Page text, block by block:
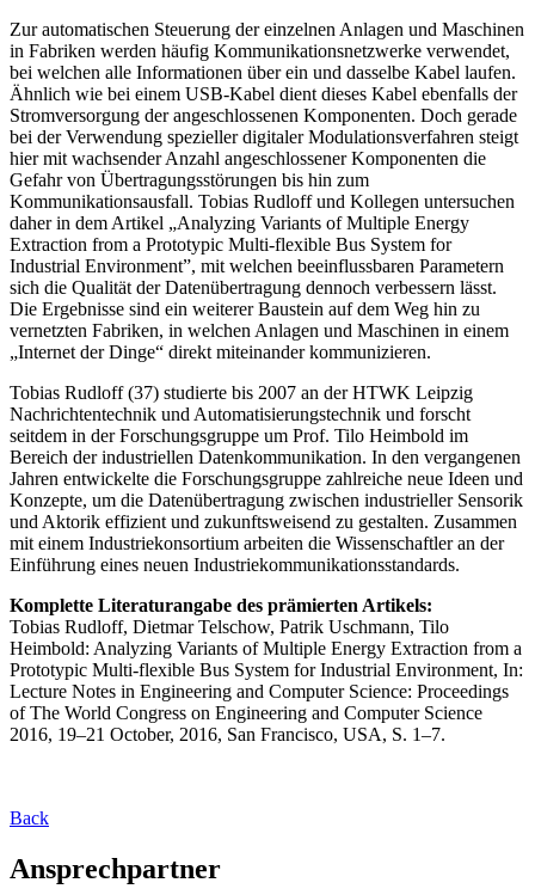
Zur automatischen Steuerung der einzelnen Anlagen und Maschinen
in Fabriken werden häufig Kommunikationsnetzwerke verwendet,
bei welchen alle Informationen über ein und dasselbe Kabel laufen.
Ähnlich wie bei einem USB-Kabel dient dieses Kabel ebenfalls der
Stromversorgung der angeschlossenen Komponenten. Doch gerade
bei der Verwendung spezieller digitaler Modulationsverfahren steigt
hier mit wachsender Anzahl angeschlossener Komponenten die
Gefahr von Übertragungsstörungen bis hin zum
Kommunikationsausfall. Tobias Rudloff und Kollegen untersuchen
daher in dem Artikel „Analyzing Variants of Multiple Energy
Extraction from a Prototypic Multi-flexible Bus System for
Industrial Environment”, mit welchen beeinflussbaren Parametern
sich die Qualität der Datenübertragung dennoch verbessern lässt.
Die Ergebnisse sind ein weiterer Baustein auf dem Weg hin zu
vernetzten Fabriken, in welchen Anlagen und Maschinen in einem
„Internet der Dinge“ direkt miteinander kommunizieren.
Tobias Rudloff (37) studierte bis 2007 an der HTWK Leipzig
Nachrichtentechnik und Automatisierungstechnik und forscht
seitdem in der Forschungsgruppe um Prof. Tilo Heimbold im
Bereich der industriellen Datenkommunikation. In den vergangenen
Jahren entwickelte die Forschungsgruppe zahlreiche neue Ideen und
Konzepte, um die Datenübertragung zwischen industrieller Sensorik
und Aktorik effizient und zukunftsweisend zu gestalten. Zusammen
mit einem Industriekonsortium arbeiten die Wissenschaftler an der
Einführung eines neuen Industriekommunikationsstandards.
Komplette Literaturangabe des prämierten Artikels:
Tobias Rudloff, Dietmar Telschow, Patrik Uschmann, Tilo
Heimbold: Analyzing Variants of Multiple Energy Extraction from a
Prototypic Multi-flexible Bus System for Industrial Environment, In:
Lecture Notes in Engineering and Computer Science: Proceedings
of The World Congress on Engineering and Computer Science
2016, 19–21 October, 2016, San Francisco, USA, S. 1–7.
Back
Ansprechpartner